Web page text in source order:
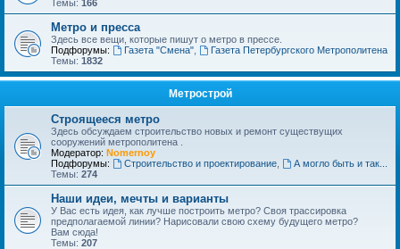
Темы: 166
Метро и пресса
Здесь все вещи, которые пишут о метро в прессе.
Подфорумы:
Газета "Смена",
Газета Петербургского Метрополитена
Темы: 1832
Метрострой
Строящееся метро
Здесь обсуждаем строительство новых и ремонт существущих
сооружений метрополитена .
Модератор: Nomernoy
Подфорумы:
Строительство и проектирование,
А могло быть и так...
Темы: 274
Наши идеи, мечты и варианты
У Вас есть идея, как лучше построить метро? Своя трассировка
предполагаемой линии? Нарисовали свою схему будущего метро?
Вам сюда!
Темы: 207